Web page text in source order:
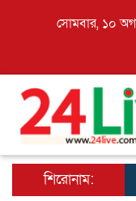
সোমবার, ১০
শিরোনাম: